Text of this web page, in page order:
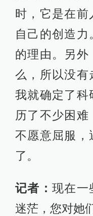
时，它是在前
自己的创造
的理由。另外
么，所以没有
我就确定了科
历了不少困难
不愿意屈服，
了。
记者： 现在一
迷茫，您对她